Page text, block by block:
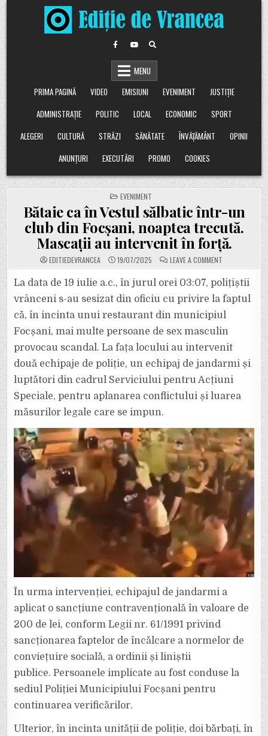
Skip
to
content
MENU
PRIMA PAGINĂ
VIDEO EMISIUNI EVENIMENT
JUSTIȚIE
ADMINISTRAȚIE
POLITIC LOCAL ECONOMIC
SPORT
ALEGERI
CULTURĂ STRĂZI SĂNĂTATE ÎNVĂȚĂMÂNT
OPINII
ANUNȚURI
EXECUTĂRI PROMO COOKIES
POSTED
IN
EVENIMENT
Bătaie ca în Vestul sălbatic într-un
club din Focșani, noaptea trecută.
Mascații au intervenit în forță.
EDITIEDEVRANCEA 19/07/2025 LEAVE A COMMENTON
BĂTAIE
ÎN
VESTUL
SĂLBATIC
ÎNTR-
UN
CLUB
FOCȘANI,
TRECUTĂ.
MASCAȚII
AU
INTERVENIT
FORȚĂ.
La data de 19 iulie a.c., în jurul orei 03:07, polițiștii
vrânceni s-au sesizat din oficiu cu privire la faptul
că, în incinta unui restaurant din municipiul
Focșani, mai multe persoane de sex masculin
provocau scandal. La fața locului au intervenit
două echipaje de poliție, un echipaj de jandarmi și
luptători din cadrul Serviciului pentru Acțiuni
Speciale, pentru aplanarea conflictului și luarea
măsurilor legale care se impun.
În urma intervenției, echipajul de jandarmi a
aplicat o sancțiune contravențională în valoare de
200 de lei, conform Legii nr. 61/1991 privind
sancționarea faptelor de încălcare a normelor de
conviețuire socială, a ordinii și liniștii
publice. Persoanele implicate au fost conduse la
sediul Poliției Municipiului Focșani pentru
continuarea verificărilor.
Ulterior, în incinta unității de poliție, doi bărbați, în